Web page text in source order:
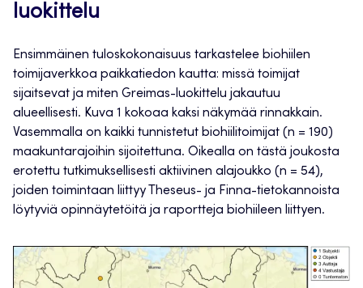
luokittelu
Ensimmäinen tuloskokonaisuus tarkastelee biohiilen
toimijaverkkoa paikkatiedon kautta: missä toimijat
sijaitsevat ja miten Greimas-luokittelu jakautuu
alueellisesti. Kuva 1 kokoaa kaksi näkymää rinnakkain.
Vasemmalla on kaikki tunnistetut biohiilitoimijat (n = 190)
maakuntarajoihin sijoitettuna. Oikealla on tästä joukosta
erotettu tutkimuksellisesti aktiivinen alajoukko (n = 54),
joiden toimintaan liittyy Theseus- ja Finna-tietokannoista
löytyviä opinnäytetöitä ja raportteja biohiileen liittyen.